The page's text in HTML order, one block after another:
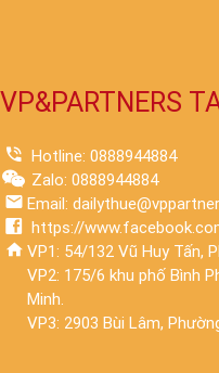
VP&PARTNERS
Hotline: 0888944884
Zalo: 0888944884
Email:
https://
VP1: 54/132 Vũ Huy Tấn,
VP2: 175/6 khu phố Bình
Minh.
VP3: 2903 Bùi Lâm,